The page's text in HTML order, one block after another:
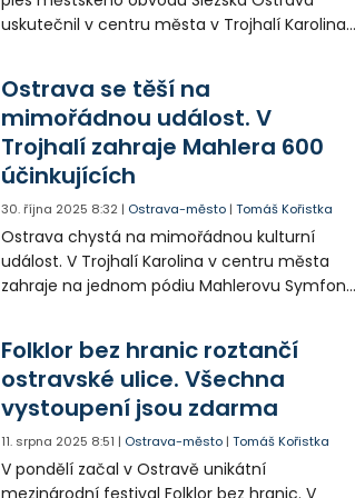
uskutečnil v centru města v Trojhalí Karolina.
Ostrava se těší na
mimořádnou událost. V
Trojhalí zahraje Mahlera 600
účinkujících
30. října 2025 8:32 | Ostrava-město |Tomáš Kořistka
Ostrava chystá na mimořádnou kulturní
událost. V Trojhalí Karolina v centru města
zahraje na jednom pódiu Mahlerovu Symfonii
Folklor bez hranic roztančí
ostravské ulice. Všechna
vystoupení jsou zdarma
11. srpna 2025 8:51 | Ostrava-město |Tomáš Kořistka
V pondělí začal v Ostravě unikátní